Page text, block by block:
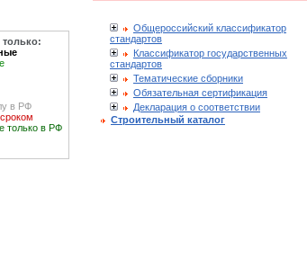
только:
в РФ
только в РФ
Общероссийский классификатор
стандартов
Классификатор государственных
стандартов
Тематические сборники
Обязательная сертификация
Декларация о соответствии
Строительный каталог